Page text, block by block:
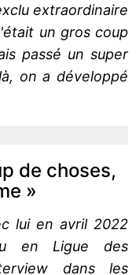
extraordinaire
un gros coup
passé un super
on a développé
de choses,
»
lui en avril 2022
en Ligue des
dans les